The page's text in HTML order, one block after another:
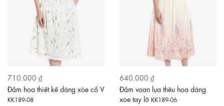
710.000 ₫
Đầm hoa thiết kế dáng xòe cổ V
KK189-08
640.000 ₫
Đầm voan lụa thêu hoa dáng
xòe tay lỡ KK189-06